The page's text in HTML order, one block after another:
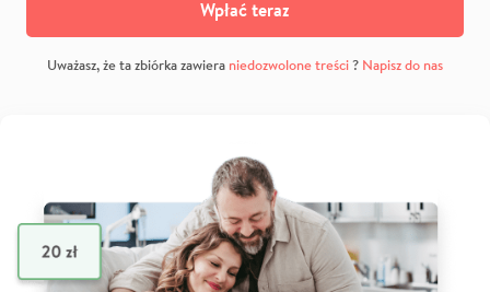
Wpłać teraz
Uważasz, że ta zbiórka zawiera niedozwolone treści? Napisz do nas